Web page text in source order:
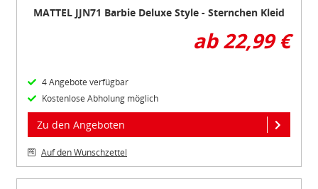
MATTEL JJN71 Barbie Deluxe Style - Sternchen Kleid
ab 22,99 €
4 Angebote verfügbar
Kostenlose Abholung möglich
Zu den Angeboten
Auf den Wunschzettel